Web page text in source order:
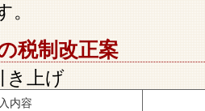
。
税制改正案
き上げ
内容